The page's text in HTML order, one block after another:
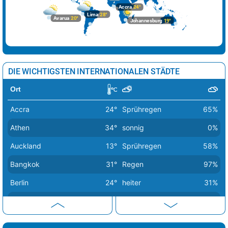
33° sonnig
19° Sprühregen
Tallinn 20° Regenschauer 35%
Tirana 34° sonnig 11%
Vaduz 28° Sprühregen 25%
Valletta 28° sonnig 0%
Vatikan Stadt 38° sonnig 1%
Vilnius 23° leichter Regen 85%
Warschau 23° leichter Regen 82%
Wien 29° sonnig 0%
Zagreb 35° Sprühregen 7%
Lima28°
Avarua 20° Johannesburg19°
Accra24°
DIE WICHTIGSTEN INTERNATIONALEN STÄDTE
Ort
Accra 24° Sprühregen 65%
Athen 34° sonnig 0%
Auckland 13° Sprühregen 58%
Bangkok 31° Regen 97%
Berlin 24° heiter 31%